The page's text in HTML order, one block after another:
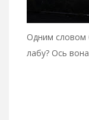
Одним словом
лабу? Ось